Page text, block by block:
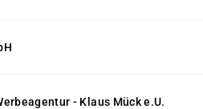
- Klaus Mück e.U.